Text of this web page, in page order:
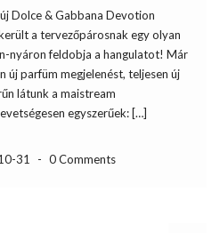
Dolce & Gabbana Devotion
a tervezőpárosnak egy olyan
nyáron feldobja a hangulatot! Már
új parfüm megjelenést, teljesen új
látunk a maistream
egyszerűek: […]
31 - 0 Comments